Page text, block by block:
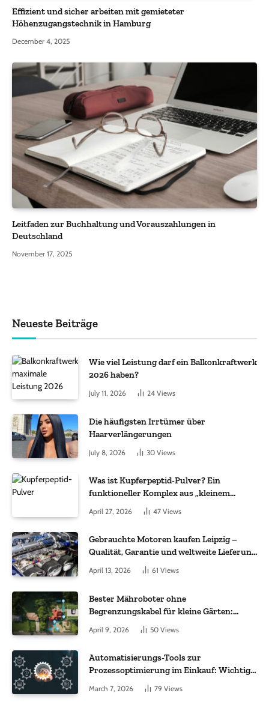
Effizient und sicher arbeiten mit gemieteter
Höhenzugangstechnik in Hamburg
December 4, 2025
Leitfaden zur Buchhaltung und Vorauszahlungen in
Deutschland
November 17, 2025
Neueste Beiträge
Wie viel Leistung darf ein Balkonkraftwerk
2026 haben?
July 11, 2026 24 Views
Die häufigsten Irrtümer über
Haarverlängerungen
July 8, 2026 30 Views
Was ist Kupferpeptid-Pulver? Ein
funktioneller Komplex aus „kleinem
Molekül + Metall“
April 27, 2026 47 Views
Gebrauchte Motoren kaufen Leipzig –
Qualität, Garantie und weltweite Lieferung
April 13, 2026 61 Views
Bester Mähroboter ohne
Begrenzungskabel für kleine Gärten:
Worauf es bei 200 bis 500 m² wirklich
ankommt
April 9, 2026 50 Views
Automatisierungs-Tools zur
Prozessoptimierung im Einkauf: Wichtige
Funktionen, auf die Sie achten sollten
March 7, 2026 79 Views